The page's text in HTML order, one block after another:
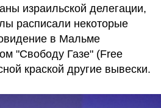
израильской делегации,
расписали некоторые
в Мальме
"Свободу Газе" (Free
краской другие вывески.